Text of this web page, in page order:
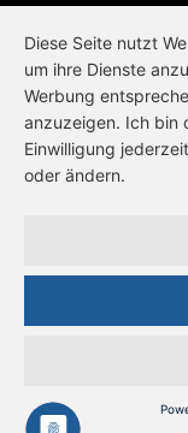
Diese Seite nutzt
um ihre Dienste
Werbung
anzuzeigen. Ich bin
Einwilligung
oder ändern.